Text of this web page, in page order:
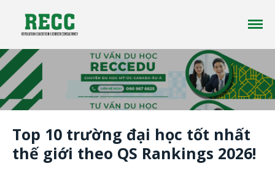
Tư vấn Du Học - Reccedu | Du học
Úc, Mỹ, Canada, New Zealand uy
tín tại Việt Nam
Công ty tư vấn du học RECC EDUCATION là một
kinh nghiệm trong lĩnh vực du học ở nhiều
quốc gia trên thế giới
Top 10 trường đại học tốt nhất
thế giới theo QS Rankings 2026!